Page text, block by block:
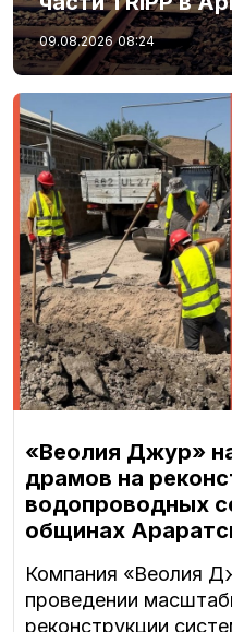
09.08.2026 08:24
«Веолия Джур»
драмов на
водопроводных
общинах
Компания «Веолия
проведении
реконструкции